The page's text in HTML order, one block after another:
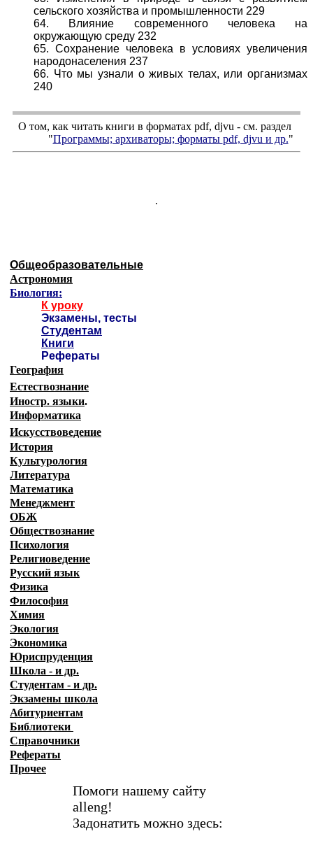
сельского хозяйства и промышленности 229
64. Влияние современного человека на
окружающую среду 232
65. Сохранение человека в условиях увеличения
народонаселения 237
66. Что мы узнали о живых телах, или организмах
240
О том, как читать книги в форматах pdf, djvu - см. раздел
"Программы; архиваторы; форматы pdf, djvu и др."
.
Общеобразовательные
Астрономия
Биология:
К уроку
Экзамены, тесты
Студентам
Книги
Рефераты
География
Естествознание
Иностр. языки.
Информатика
Искусствоведение
История
Культурология
Литература
Математика
Менеджмент
ОБЖ
Обществознание
Психология
Религиоведение
Русский язык
Физика
Философия
Химия
Экология
Экономика
Юриспруденция
Школа - и др.
Студентам - и др.
Экзамены школа
Абитуриентам
Библиотеки
Справочники
Рефераты
Прочее
Помоги нашему сайту
alleng!
Задонатить можно здесь: